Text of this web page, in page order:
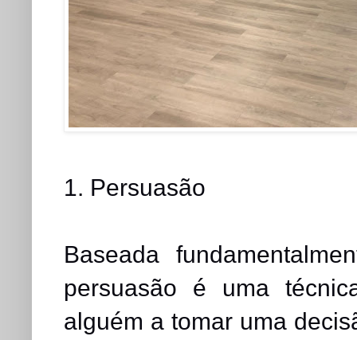
1. Persuasão
Baseada
persuasão é uma
alguém a tomar uma